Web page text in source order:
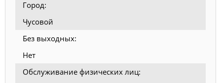
Город:
Чусовой
Без выходных:
Нет
Обслуживание физических лиц: